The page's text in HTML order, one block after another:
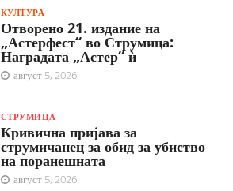
КУЛТУРА
Отворено 21. издание на
„Астерфест“ во Струмица:
Наградата „Астер“ ѝ
август 5, 2026
СТРУМИЦА
Кривична пријава за
струмичанец за обид за убиство
на поранешната
август 5, 2026